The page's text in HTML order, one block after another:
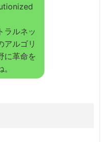
ラルネッ
アルゴリ
に革命を